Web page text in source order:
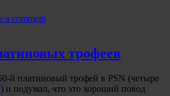
a comment
трофеев
й платиновый трофей в PSN (четыре
) и подумал, что это хороший повод